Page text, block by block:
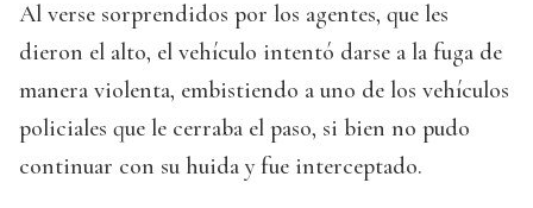
Al verse sorprendidos por los agentes, que les
dieron el alto, el vehículo intentó darse a la fuga de
manera violenta, embistiendo a uno de los vehículos
policiales que le cerraba el paso, si bien no pudo
continuar con su huida y fue interceptado.